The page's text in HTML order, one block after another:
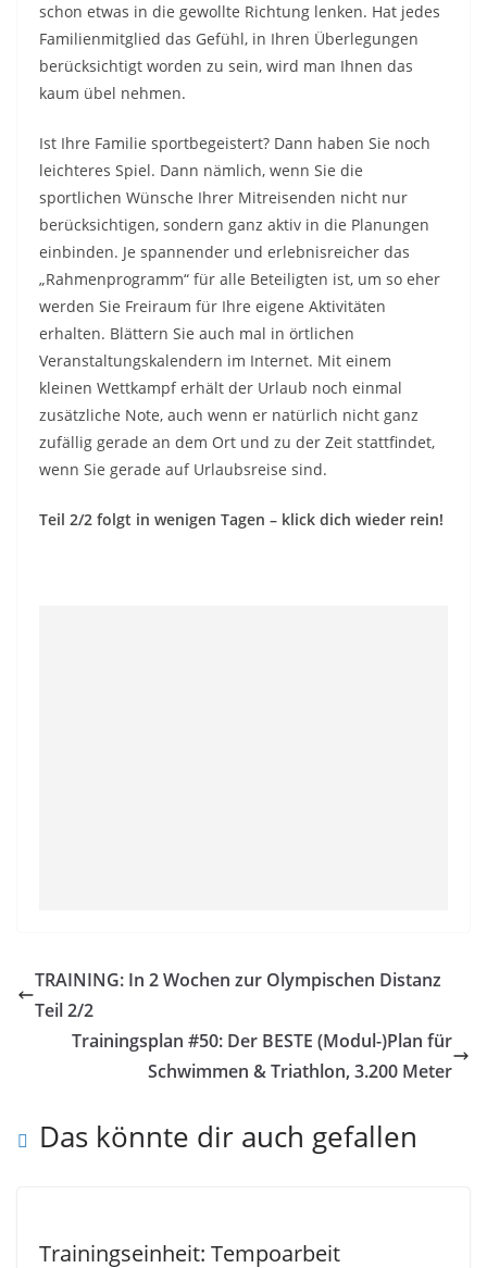
schon etwas in die gewollte Richtung lenken. Hat jedes
Familienmitglied das Gefühl, in Ihren Überlegungen
berücksichtigt worden zu sein, wird man Ihnen das
kaum übel nehmen.
Ist Ihre Familie sportbegeistert? Dann haben Sie noch
leichteres Spiel. Dann nämlich, wenn Sie die
sportlichen Wünsche Ihrer Mitreisenden nicht nur
berücksichtigen, sondern ganz aktiv in die Planungen
einbinden. Je spannender und erlebnisreicher das
„Rahmenprogramm“ für alle Beteiligten ist, um so eher
werden Sie Freiraum für Ihre eigene Aktivitäten
erhalten. Blättern Sie auch mal in örtlichen
Veranstaltungskalendern im Internet. Mit einem
kleinen Wettkampf erhält der Urlaub noch einmal
zusätzliche Note, auch wenn er natürlich nicht ganz
zufällig gerade an dem Ort und zu der Zeit stattfindet,
wenn Sie gerade auf Urlaubsreise sind.
Teil 2/2 folgt in wenigen Tagen – klick dich wieder rein!
TRAINING: In 2 Wochen zur Olympischen Distanz
Teil 2/2
Trainingsplan #50: Der BESTE (Modul-)Plan für
Schwimmen & Triathlon, 3.200 Meter
Das könnte dir auch gefallen
Trainingseinheit: Tempoarbeit